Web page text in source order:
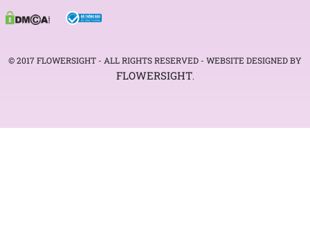
© 2017 FLOWERSIGHT - ALL RIGHTS RESERVED - WEBSITE DESIGNED BY
FLOWERSIGHT.